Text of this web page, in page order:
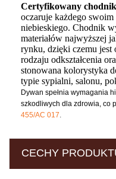
Certyfikowany
oczaruje każdego
niebieskiego. Chodnik
materiałów najwyższej
rynku, dzięki czemu jest
rodzaju odkształcenia
stonowana kolorystyka
typie sypialni, salonu,
Dywan spełnia wymagania
szkodliwych dla zdrowia, co
455/AC 017
CECHY